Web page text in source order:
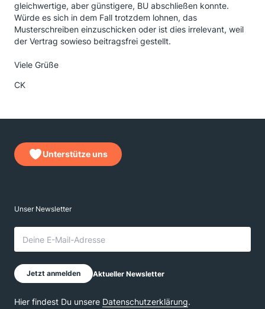
gleichwertige, aber günstigere, BU abschließen konnte.
Würde es sich in dem Fall trotzdem lohnen, das
Musterschreiben einzuschicken oder ist dies irrelevant, weil
der Vertrag sowieso beitragsfrei gestellt.
Viele Grüße
CK
Unterstütze uns